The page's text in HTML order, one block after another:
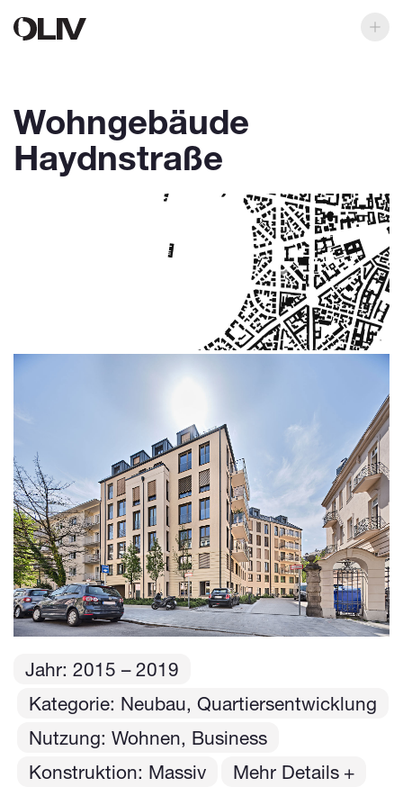
Wohngebäude
Haydnstraße
Jahr: 2015 – 2019
Kategorie: Neubau, Quartiersentwicklung
Nutzung: Wohnen, Business
Konstruktion: Massiv
Mehr Details